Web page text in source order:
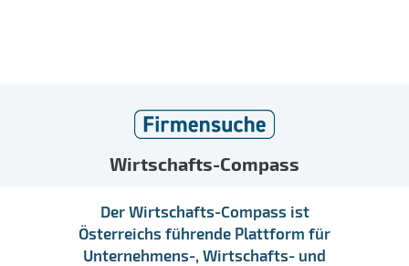
Wirtschafts-Compass
Der Wirtschafts-Compass ist
Österreichs führende Plattform für
Unternehmens-, Wirtschafts- und